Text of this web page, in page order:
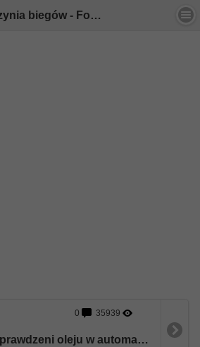
Skrzynia biegów - Forum Mercedes E-Klasa
0 35939
Mercedes w213 sprawdzeni oleju w automatycznej skrzyni biegów 9g tronic